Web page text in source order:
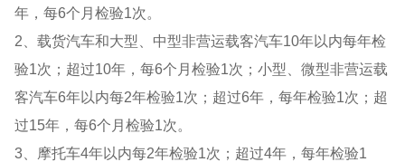
年，每6个月检验1次。
2、载货汽车和大型、中型非营运载客汽车10年以内每年检
验1次；超过10年，每6个月检验1次；小型、微型非营运载
客汽车6年以内每2年检验1次；超过6年，每年检验1次；超
过15年，每6个月检验1次。
3、摩托车4年以内每2年检验1次；超过4年，每年检验1